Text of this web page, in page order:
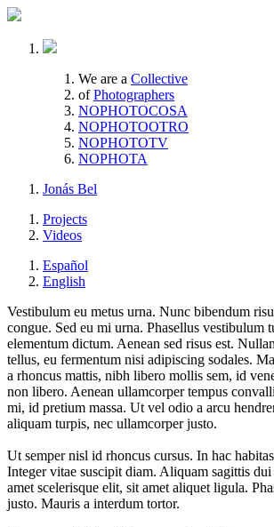
We are a Collective
of Photographers
NOPHOTOCOSA
NOPHOTOOTRO
NOPHOTOTV
NOPHOTA
Jonás Bel
Projects
Videos
Español
English
Vestibulum eu metus urna. Nunc bibendum
congue. Sed eu mi urna. Phasellus vestibulum
elementum dictum. Aenean sed risus est.
tellus, eu fermentum nisi adipiscing sodales.
a rhoncus mattis, nibh libero mollis sem, id
non libero. Aenean ullamcorper tempus
mi, id pretium massa. Ut vel odio a arcu
aliquam turpis, nec ullamcorper justo.
Ut semper nisl id rhoncus cursus. In hac
Integer vitae suscipit diam. Aliquam sagittis
amet scelerisque elit, sit amet aliquet ligula.
justo. Mauris a interdum tortor.